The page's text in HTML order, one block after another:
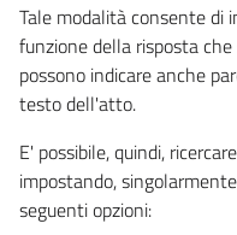
Tale modalità consente di
funzione della risposta
possono indicare anche
testo dell'atto.
E' possibile, quindi,
impostando,
seguenti opzioni: